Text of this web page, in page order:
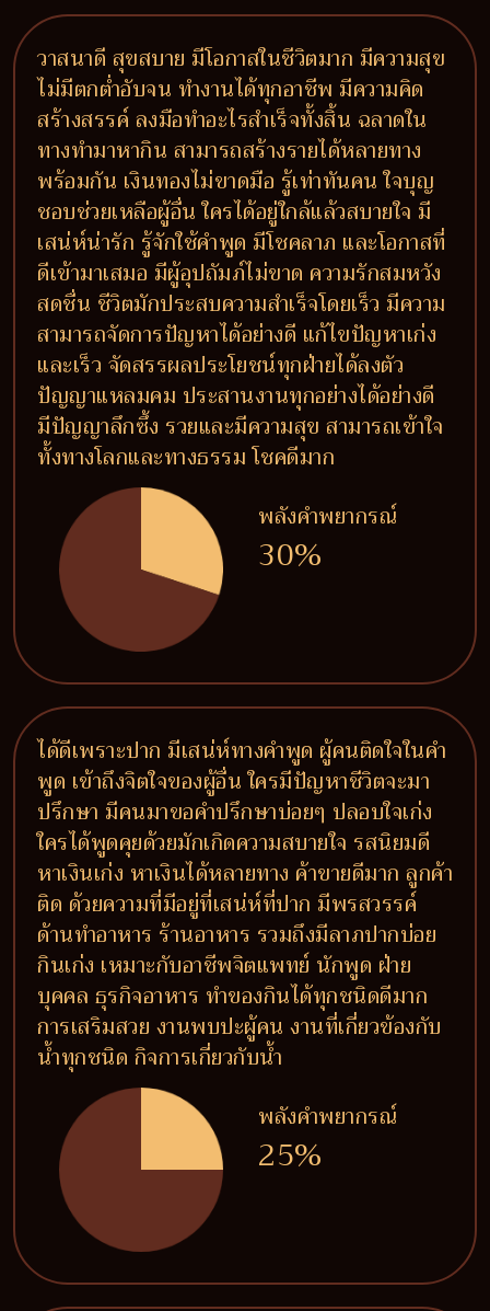
วาสนาดี สุขสบาย มีโอกาสในชีวิตมาก มีความสุข
ไม่มีตกต่ำอับจน ทำงานได้ทุกอาชีพ มีความคิด
สร้างสรรค์ ลงมือทำอะไรสำเร็จทั้งสิ้น ฉลาดใน
ทางทำมาหากิน สามารถสร้างรายได้หลายทาง
พร้อมกัน เงินทองไม่ขาดมือ รู้เท่าทันคน ใจบุญ
ชอบช่วยเหลือผู้อื่น ใครได้อยู่ใกล้แล้วสบายใจ มี
เสน่ห์น่ารัก รู้จักใช้คำพูด มีโชคลาภ และโอกาสที่
ดีเข้ามาเสมอ มีผู้อุปถัมภ์ไม่ขาด ความรักสมหวัง
สดชื่น ชีวิตมักประสบความสำเร็จโดยเร็ว มีความ
สามารถจัดการปัญหาได้อย่างดี แก้ไขปัญหาเก่ง
และเร็ว จัดสรรผลประโยชน์ทุกฝ่ายได้ลงตัว
ปัญญาแหลมคม ประสานงานทุกอย่างได้อย่างดี
มีปัญญาลึกซึ้ง รวยและมีความสุข สามารถเข้าใจ
ทั้งทางโลกและทางธรรม โชคดีมาก
พลังคำพยากรณ์
30%
ได้ดีเพราะปาก มีเสน่ห์ทางคำพูด ผู้คนติดใจในคำ
พูด เข้าถึงจิตใจของผู้อื่น ใครมีปัญหาชีวิตจะมา
ปรึกษา มีคนมาขอคำปรึกษาบ่อยๆ ปลอบใจเก่ง
ใครได้พูดคุยด้วยมักเกิดความสบายใจ รสนิยมดี
หาเงินเก่ง หาเงินได้หลายทาง ค้าขายดีมาก ลูกค้า
ติด ด้วยความที่มีอยู่ที่เสน่ห์ที่ปาก มีพรสวรรค์
ด้านทำอาหาร ร้านอาหาร รวมถึงมีลาภปากบ่อย
กินเก่ง เหมาะกับอาชีพจิตแพทย์ นักพูด ฝ่าย
บุคคล ธุรกิจอาหาร ทำของกินได้ทุกชนิดดีมาก
การเสริมสวย งานพบปะผู้คน งานที่เกี่ยวข้องกับ
น้ำทุกชนิด กิจการเกี่ยวกับน้ำ
พลังคำพยากรณ์
25%